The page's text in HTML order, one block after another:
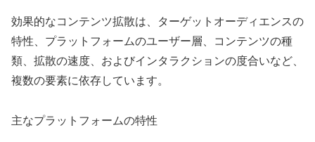
効果的なコンテンツ拡散は、ターゲットオーディエンスの
特性、プラットフォームのユーザー層、コンテンツの種
類、拡散の速度、およびインタラクションの度合いなど、
複数の要素に依存しています。
主なプラットフォームの特性